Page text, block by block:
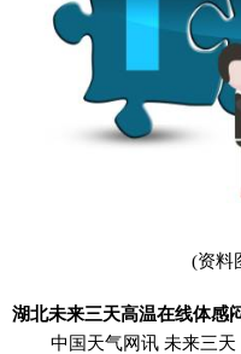
(资料
湖北未来三天高温在线体感
中国天气网讯 未来三